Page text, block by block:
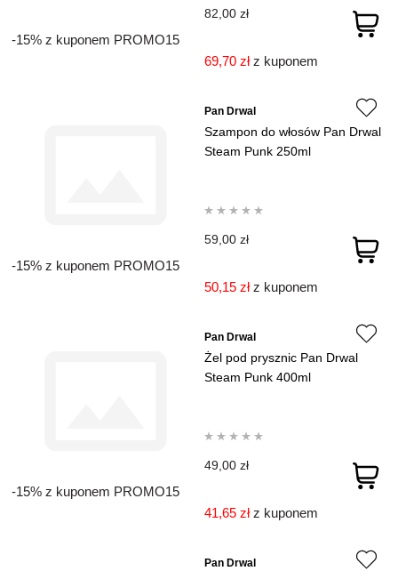
-15% z kuponem PROMO15
82,00 zł
69,70 złz kuponem
-15% z kuponem PROMO15
Pan Drwal
Szampon do włosów Pan Drwal
Steam Punk 250ml
59,00 zł
50,15 złz kuponem
-15% z kuponem PROMO15
Pan Drwal
Żel pod prysznic Pan Drwal
Steam Punk 400ml
49,00 zł
41,65 złz kuponem
Pan Drwal